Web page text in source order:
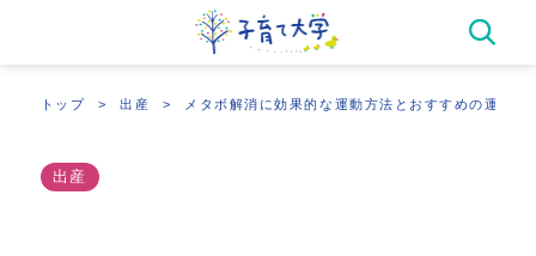
トップ 出産 メタボ解消に効果的な運動方法とおすすめの運動メ
出産